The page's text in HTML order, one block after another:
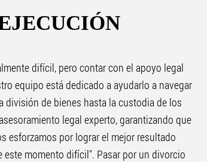
difícil, pero contar con el apoyo legal
equipo está dedicado a ayudarlo a navegar
división de bienes hasta la custodia de los
legal experto, garantizando que
esforzamos por lograr el mejor resultado
momento difícil". Pasar por un divorcio